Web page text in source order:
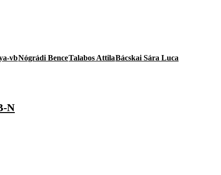
vbNógrádi BenceTalabos AttilaBácskai Sára Luca
N